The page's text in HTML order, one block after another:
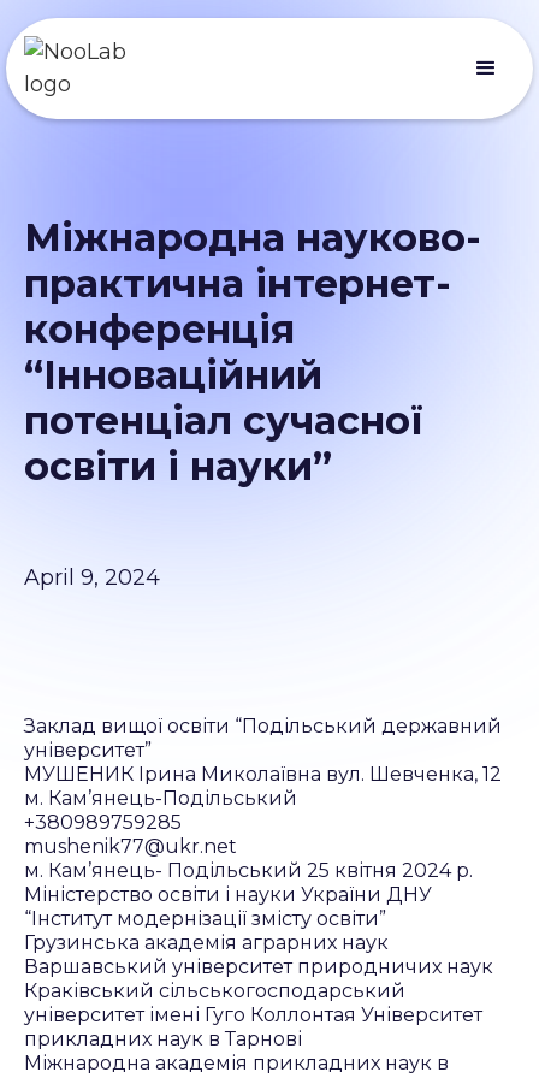
Міжнародна науково-
практична інтернет-
конференція
“Інноваційний
потенціал сучасної
освіти і науки”
April 9, 2024
Заклад вищої освіти “Подільський державний
університет”
МУШЕНИК Ірина Миколаївна вул. Шевченка, 12
м. Кам’янець-Подільський
+380989759285
mushenik77@ukr.net
м. Кам’янець- Подільський 25 квітня 2024 р.
Міністерство освіти і науки України ДНУ
“Інститут модернізації змісту освіти”
Грузинська академія аграрних наук
Варшавський університет природничих наук
Краківський сільськогосподарський
університет імені Гуго Коллонтая Університет
прикладних наук в Тарнові
Міжнародна академія прикладних наук в